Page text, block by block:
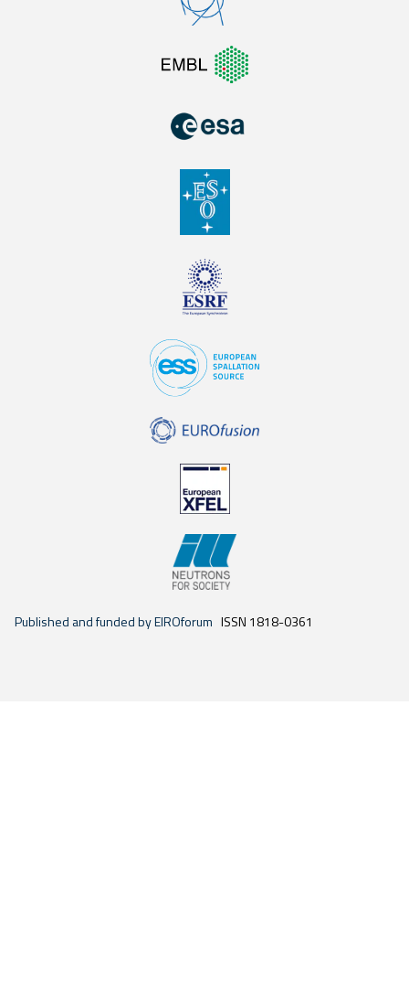
Published and funded by EIROforum ISSN 1818-0361